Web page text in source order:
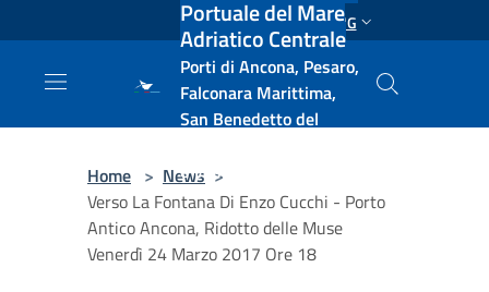
Salta al contenuto principale ENG
Portuale del Mare
Adriatico Centrale
Porti di Ancona, Pesaro,
Falconara Marittima,
San Benedetto del
e Vasto
Home > News >
Verso La Fontana Di Enzo Cucchi - Porto
Antico Ancona, Ridotto delle Muse
Venerdì 24 Marzo 2017 Ore 18